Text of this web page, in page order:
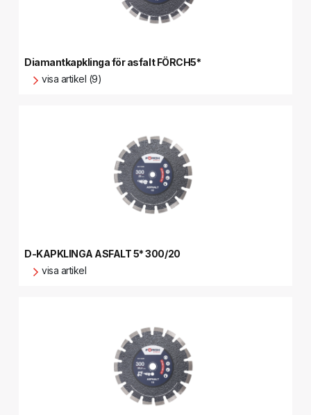
Diamantkapklinga för asfalt FÖRCH5*
visa artikel (9)
D-KAPKLINGA ASFALT 5* 300/20
visa artikel